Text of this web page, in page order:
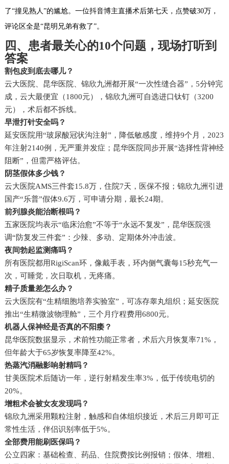
了“撞见熟人”的尴尬。一位抖音博主直播术后第七天，点赞破30万，
评论区全是“昆明兄弟有救了”。
四、患者最关心的10个问题，现场打听到
答案
割包皮到底去哪儿？
云大医院、昆华医院、锦欣九洲都开展“一次性缝合器”，5分钟完
成，云大最便宜（1800元），锦欣九洲可自选进口钛钉（3200
元），术后都不拆线。
早泄打针安全吗？
延安医院用“玻尿酸冠状沟注射”，降低敏感度，维持9个月，2023
年注射2140例，无严重并发症；昆华医院同步开展“选择性背神经
阻断”，但需严格评估。
阴茎假体多少钱？
云大医院AMS三件套15.8万，住院7天，医保不报；锦欣九洲引进
国产“乐普”假体9.6万，可申请分期，最长24期。
前列腺炎能治断根吗？
五家医院均表示“临床治愈”不等于“永远不复发”，昆华医院强
调“防复发三件套”：少辣、多动、定期体外冲击波。
夜间勃起监测痛吗？
所有医院都用RigiScan环，像戴手表，环内侧气囊每15秒充气一
次，可睡觉，次日取机，无疼痛。
精子质量差怎么办？
云大医院有“生精细胞培养实验室”，可冻存睾丸组织；延安医院
推出“生精微波物理舱”，三个月疗程费用6800元。
机器人保神经是否真的不阳痿？
昆华医院数据显示，术前性功能正常者，术后六月恢复率71%，
但年龄大于65岁恢复率降至42%。
热蒸汽消融影响射精吗？
甘美医院术后随访一年，逆行射精发生率3%，低于传统电切的
20%。
增粗术会被女友发现吗？
锦欣九洲采用颗粒注射，触感和自体组织接近，术后三月即可正
常性生活，伴侣识别率低于5%。
全部费用能刷医保吗？
公立四家：基础检查、药品、住院费按比例报销；假体、增粗、